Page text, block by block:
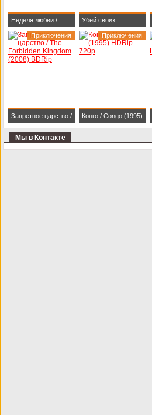
Неделя любви /
Week of Love (2003)
SATRip | P
Убей своих
любимых / Kill Your
Darlings (2013)
Запретное царство /
The Forbidden
Приключения
Конго / Congo (1995)
Приключения
Мы в Контакте